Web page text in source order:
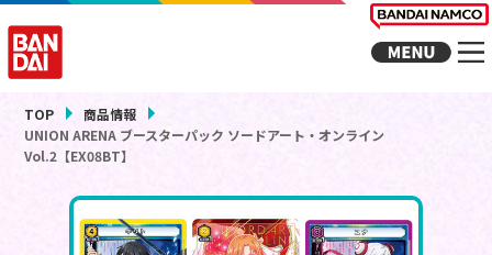
TOP
商品情報
UNION ARENA ブースターパック ソードアート・オンライン
Vol.2【EX08BT】